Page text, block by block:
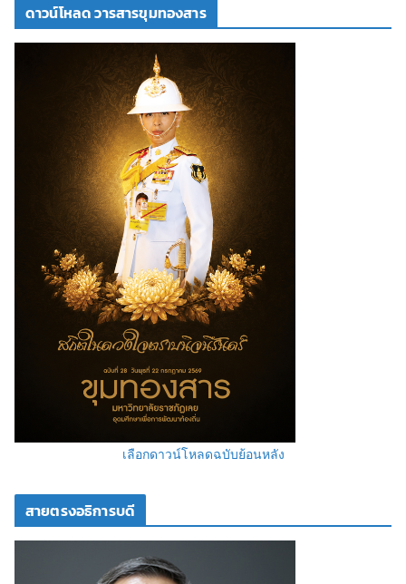
ดาวน์โหลด วารสารขุมทองสาร
เลือกดาวน์โหลดฉบับย้อนหลัง
สายตรงอธิการบดี